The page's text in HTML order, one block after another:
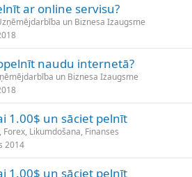
ar online servisu?
un Biznesa Izaugsme
naudu internetā?
un Biznesa Izaugsme
1.00$ un sāciet pelnīt
Forex, Likumdošana, Finanses
2014
1.00$ un sāciet pelnīt